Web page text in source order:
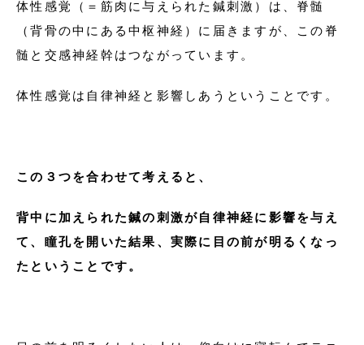
体性感覚（＝筋肉に与えられた鍼刺激）は、脊髄
（背骨の中にある中枢神経）に届きますが、この脊
髄と交感神経幹はつながっています。
体性感覚は自律神経と影響しあうということです。
この３つを合わせて考えると、
背中に加えられた鍼の刺激が自律神経に影響を与え
て、瞳孔を開いた結果、実際に目の前が明るくなっ
たということです。